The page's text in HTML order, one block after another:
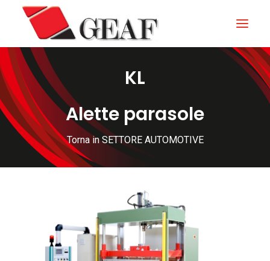
HOME
AZIENDA
KNOW-HOW
I NOSTRI SETTORI
DOWNLOAD
KL
Alette parasole
Torna in SETTORE AUTOMOTIVE